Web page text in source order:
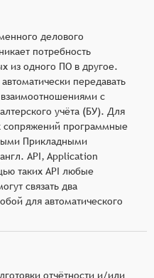
делового
потребность
из одного ПО в другое.
передавать
с
учёта (БУ). Для
сопряжений программные
Прикладными
API, Application
таких API любые
связать два
для автоматического
отчётности и/или